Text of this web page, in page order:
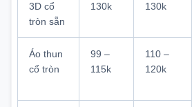
3D cổ
tròn sẵn
130k
130k
Áo thun
cổ tròn
99 –
115k
110 –
120k